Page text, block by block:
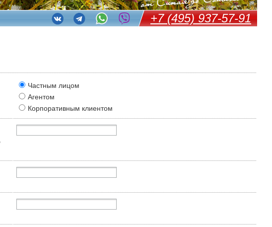
+7 (495) 937-57-91
Частным лицом
Агентом
Корпоративным клиентом